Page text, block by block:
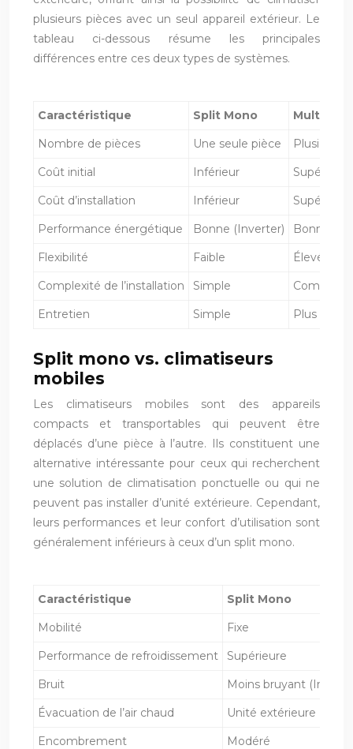
plusieurs pièces avec un seul appareil extérieur. Le
tableau ci-dessous résume les principales
différences entre ces deux types de systèmes.
Caractéristique Split Mono
Multi-
Nombre de pièces
Une seule pièce
Plusieurs
Coût initial
Inférieur
Supérieur
Coût d’installation
Inférieur
Supérieur
Performance énergétique
Bonne (Inverter)
Bonne
Flexibilité
Faible
Élevée
Complexité de l’installation
Simple
Complexe
Entretien
Simple Plus
Split mono vs. climatiseurs
mobiles
Les climatiseurs mobiles sont des appareils
compacts et transportables qui peuvent être
déplacés d’une pièce à l’autre. Ils constituent une
alternative intéressante pour ceux qui recherchent
une solution de climatisation ponctuelle ou qui ne
peuvent pas installer d’unité extérieure. Cependant,
leurs performances et leur confort d’utilisation sont
généralement inférieurs à ceux d’un split mono.
Caractéristique
Split Mono
Mobilité
Fixe
Performance de refroidissement
Supérieure
Bruit
Moins bruyant
Évacuation de l’air chaud
Unité extérieure
Encombrement
Modéré